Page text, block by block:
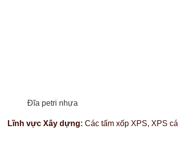
Đĩa petri nhựa
Lĩnh vực Xây dựng: Các tấm xốp XPS, XPS